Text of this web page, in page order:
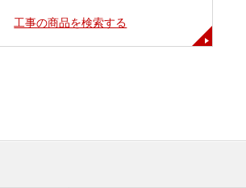
工事の商品を検索する